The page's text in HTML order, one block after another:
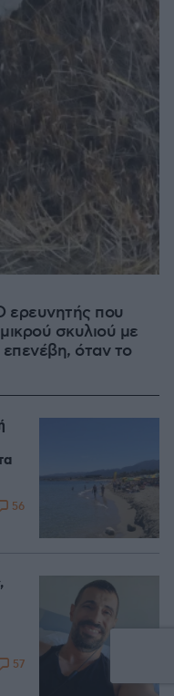
ερευνητής που
σκυλιού με
επενέβη, όταν το
56
57